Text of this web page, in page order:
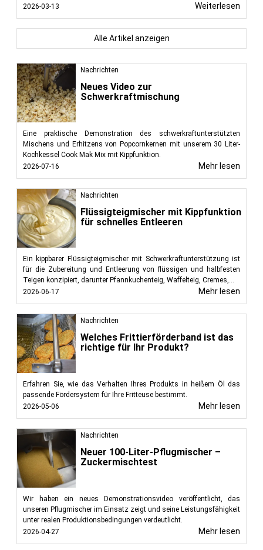
Nachrichten
Neues Video zur
Schwerkraftmischung
Eine praktische Demonstration des schwerkraftunterstützten
Mischens und Erhitzens von Popcornkernen mit unserem 30 Liter-
Kochkessel Cook Mak Mix mit Kippfunktion.
2026-07-16
Mehr lesen
Nachrichten
Flüssigteigmischer mit Kippfunktion
für schnelles Entleeren
Ein kippbarer Flüssigteigmischer mit Schwerkraftunterstützung ist
für die Zubereitung und Entleerung von flüssigen und halbfesten
Teigen konzipiert, darunter Pfannkuchenteig, Waffelteig, Cremes,...
2026-06-17
Mehr lesen
Nachrichten
Welches Frittierförderband ist das
richtige für Ihr Produkt?
Erfahren Sie, wie das Verhalten Ihres Produkts in heißem Öl das
passende Fördersystem für Ihre Fritteuse bestimmt.
2026-05-06
Mehr lesen
Nachrichten
Neuer 100-Liter-Pflugmischer –
Zuckermischtest
Wir haben ein neues Demonstrationsvideo veröffentlicht, das
unseren Pflugmischer im Einsatz zeigt und seine Leistungsfähigkeit
unter realen Produktionsbedingungen verdeutlicht.
2026-04-27
Mehr lesen
2026-03-13
Weiterlesen
Alle Artikel anzeigen